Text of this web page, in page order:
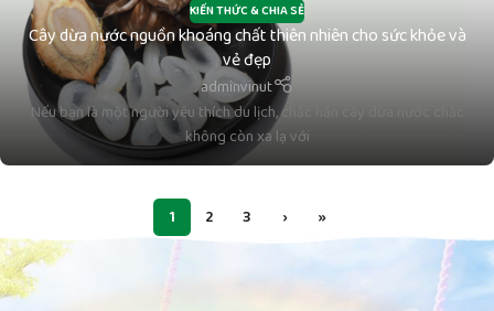
KIẾN THỨC & CHIA SẺ
Cây dừa nước nguồn khoáng chất thiên nhiên cho sức khỏe và
vẻ đẹp
adminvinut
Nếu bạn là một người yêu thích du lịch, chắc hẳn cây dừa nước chắc
không còn xa lạ với
1 2 3 › »